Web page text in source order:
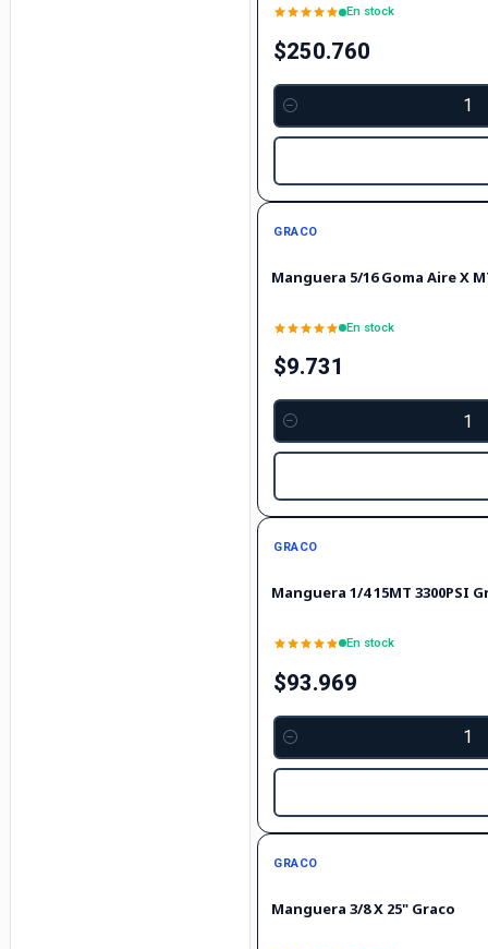
En stock
$250.760
Cantidad
GRACO
Manguera 5/16 Goma Aire X
En stock
$9.731
Cantidad
GRACO
Manguera 1/4 15MT 3300PSI
En stock
$93.969
Cantidad
Agotado
GRACO
Manguera 3/8 X 25" Graco